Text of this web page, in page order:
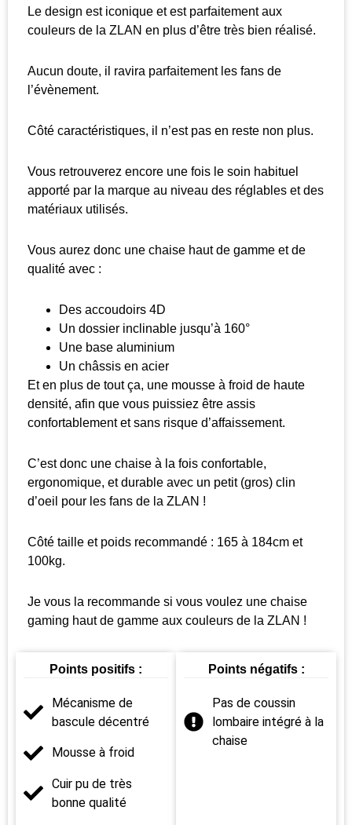
Le design est iconique et est parfaitement aux
couleurs de la ZLAN en plus d’être très bien réalisé.
Aucun doute, il ravira parfaitement les fans de
l’évènement.
Côté caractéristiques, il n’est pas en reste non plus.
Vous retrouverez encore une fois le soin habituel
apporté par la marque au niveau des réglables et des
matériaux utilisés.
Vous aurez donc une chaise haut de gamme et de
qualité avec :
Des accoudoirs 4D
Un dossier inclinable jusqu’à 160°
Une base aluminium
Un châssis en acier
Et en plus de tout ça, une mousse à froid de haute
densité, afin que vous puissiez être assis
confortablement et sans risque d’affaissement.
C’est donc une chaise à la fois confortable,
ergonomique, et durable avec un petit (gros) clin
d’oeil pour les fans de la ZLAN !
Côté taille et poids recommandé : 165 à 184cm et
100kg.
Je vous la recommande si vous voulez une chaise
gaming haut de gamme aux couleurs de la ZLAN !
Points positifs :
Mécanisme de
bascule décentré
Mousse à froid
Cuir pu de très
bonne qualité
Points négatifs :
Pas de coussin
lombaire intégré à la
chaise